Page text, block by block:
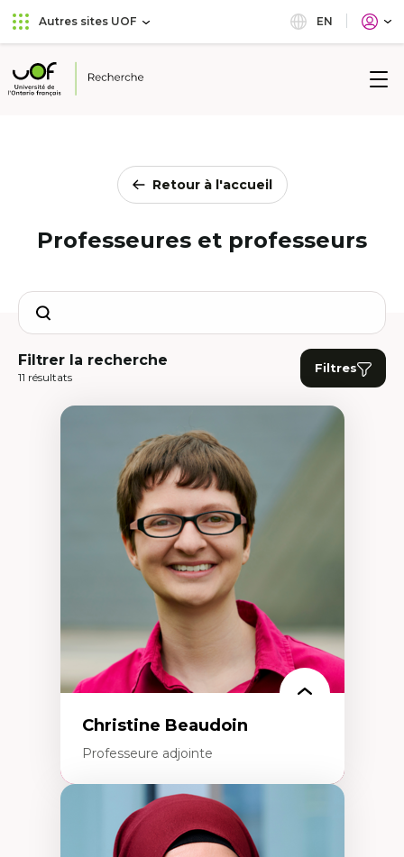
Aller
au
principal
Passer
au
Autres sites UOF EN
Université
Retour à l'accueil
Professeures et professeurs
Search
Filtrer la recherche
11 résultats
Filtres
Christine Beaudoin
Professeure adjointe
Expertises
Méthodes de recherche
Acteurs plus qu'humains